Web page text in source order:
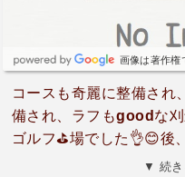
画像は著作権
コースも奇麗に整備され
備され、ラフもgoodな
ゴルフ⛳場でした👌😊後
たです✨料金もリーズナ
▼ 続き